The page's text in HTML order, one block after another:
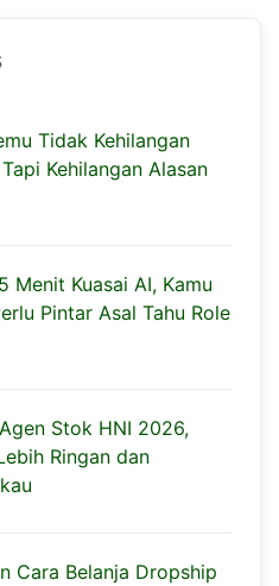
Tidak Kehilangan
Kehilangan Alasan
Menit Kuasai AI, Kamu
Pintar Asal Tahu Role
Stok HNI 2026,
Ringan dan
Cara Belanja Dropship